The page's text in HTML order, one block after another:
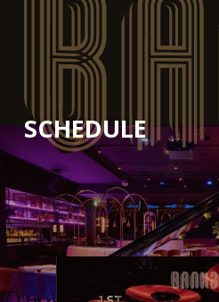
SCHEDULE